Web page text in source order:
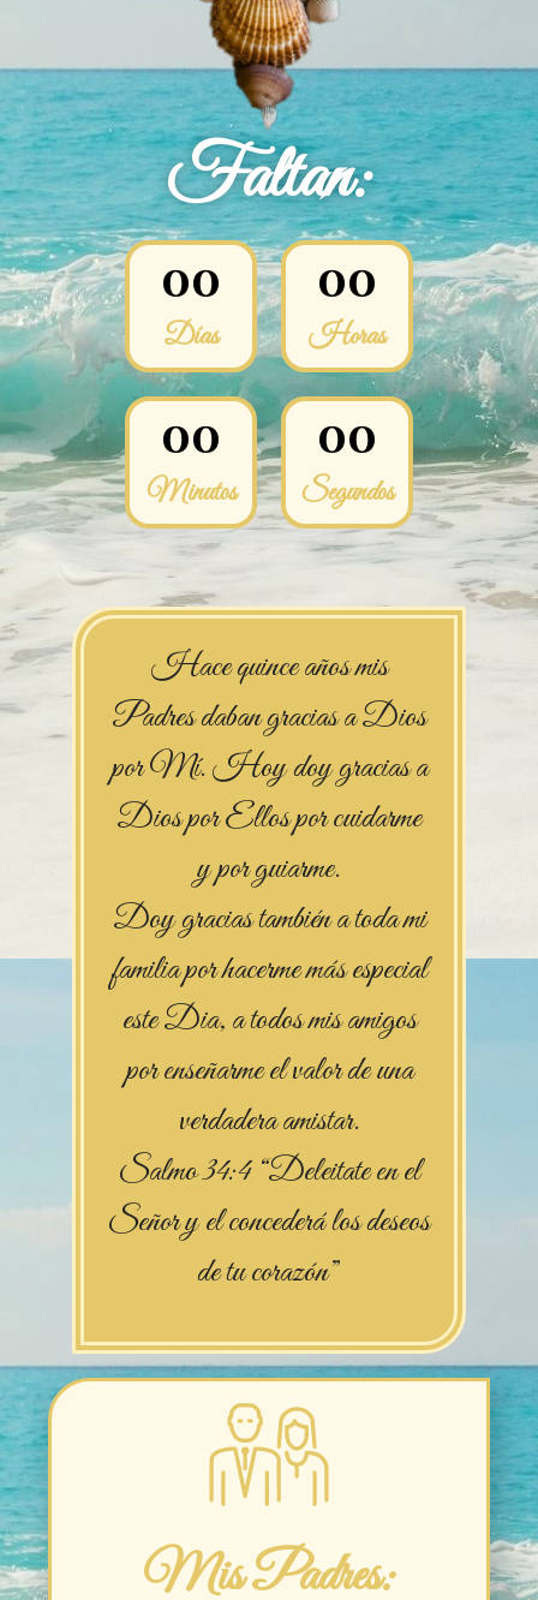
Faltan:
00
Días
00
Horas
00
Minutos
00
Segundos
Hace quince años mis
Padres daban gracias a Dios
por Mí. Hoy doy gracias a
Dios por Ellos por cuidarme
y por guiarme.
Doy gracias también a toda mi
familia por hacerme más especial
este Dia, a todos mis amigos
por enseñarme el valor de una
verdadera amistar.
Salmo 34:4 “Deleitate en el
Señor y el concederá los deseos
de tu corazón”
Mis Padres: